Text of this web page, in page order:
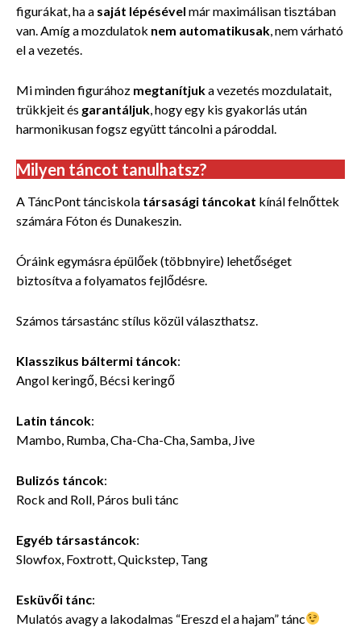
figurákat, ha a saját lépésével már maximálisan tisztában
van. Amíg a mozdulatok nem automatikusak, nem várható
el a vezetés.
Mi minden figurához megtanítjukavezetés mozdulatait,
trükkjeit és garantáljuk, hogy egy kis gyakorlás után
harmonikusan fogsz együtt táncolni a pároddal.
Milyen táncot tanulhatsz?
A TáncPont tánciskola társasági táncokat kínál felnőttek
számára Fóton és Dunakeszin.
Óráink egymásra épülőek (többnyire) lehetőséget
biztosítva a folyamatos fejlődésre.
Számos társastánc stílus közül választhatsz.
Klasszikus báltermi táncok:
Angol keringő, Bécsi keringő
Latin táncok:
Mambo, Rumba, Cha-Cha-Cha, Samba, Jive
Bulizós táncok:
Rock and Roll, Páros buli tánc
Egyéb társastáncok:
Slowfox, Foxtrott, Quickstep, Tang
Esküvői tánc:
Mulatós avagy a lakodalmas “Ereszd el a hajam” tánc